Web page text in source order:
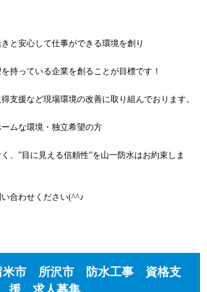
と安心して仕事ができる環境を創り
持っている企業を創ることが目標です！
支援など現場環境の改善に取り組んでおります。
ムな環境・独立希望の方
、”目に見える信頼性”を山一防水はお約束しま
合わせください(^^♪
米市 所沢市 防水工事 資格支